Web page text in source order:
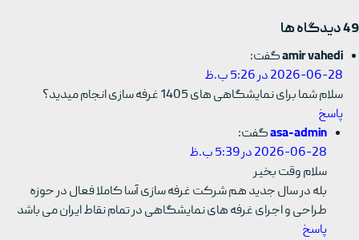
49 دیدگاه ها
amir vahediگفت:
2026-06-28 در 5:26 ب.ظ
سلام شما برای نمایشگاهی های 1405 غرفه سازی انجام میدید؟
پاسخ
asa-adminگفت:
2026-06-28 در 5:39 ب.ظ
سلام وقت بخیر
بله در سال جدید هم شرکت غرفه سازی آسا کاملا فعال در حوزه
طراحی و اجرای غرفه های نمایشگاهی در تمام نقاط ایران می باشد
پاسخ